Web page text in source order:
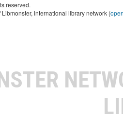
reserved.
international library network (